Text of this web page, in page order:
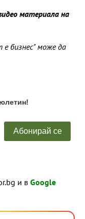
материала на
е бизнес" може да
и в Google